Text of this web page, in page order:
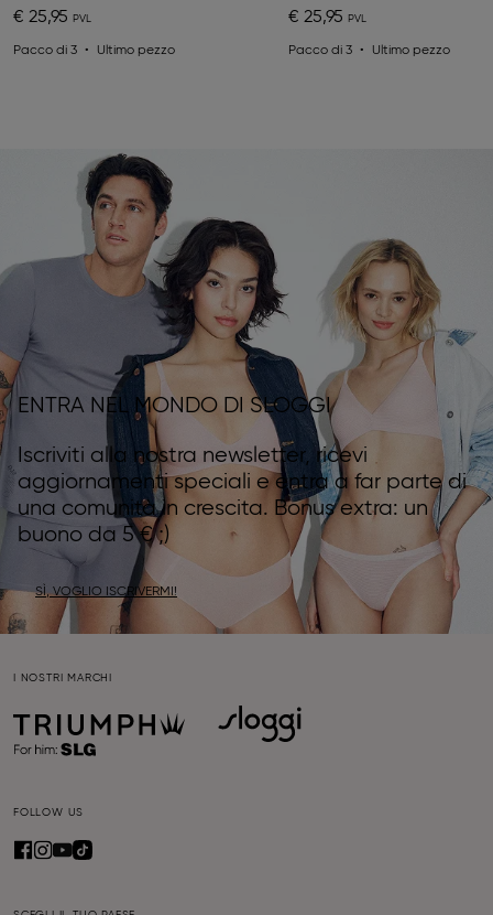
€ 25,95
Pacco di 3 Ultimo pezzo
€ 25,95
Pacco di 3 Ultimo pezzo
ENTRA NEL MONDO DI SLOGGI
Iscriviti alla nostra newsletter, ricevi
aggiornamenti speciali e entra a far parte di
una comunità in crescita. Bonus extra: un
buono da 5 € ;)
SÌ, VOGLIO ISCRIVERMI!
I NOSTRI MARCHI
FOLLOW US